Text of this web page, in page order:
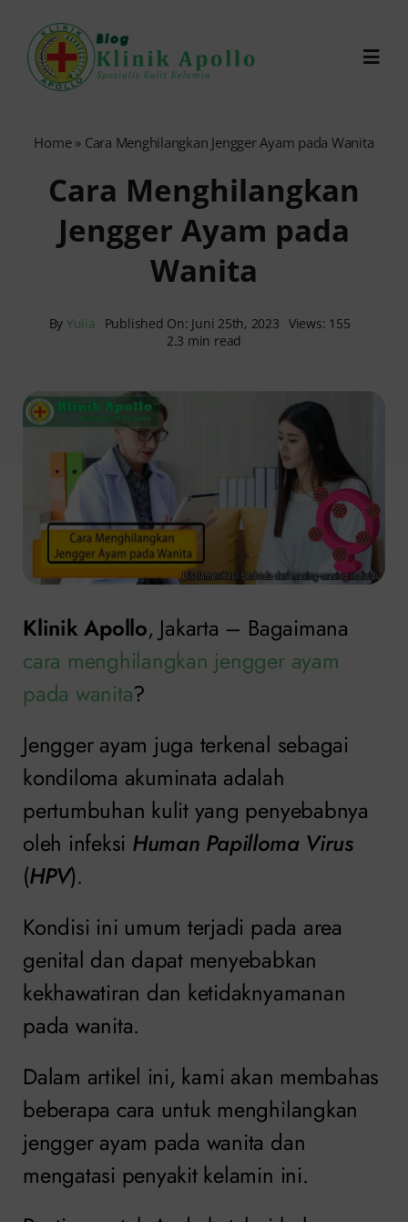
content
0821-1099-9870
Reservasi Online
Home» Cara Menghilangkan Jengger Ayam pada Wanita
Cara Menghilangkan
Jengger Ayam pada
Wanita
By Yulia Published On: Juni 25th, 2023 Views: 155
2.3 min read
Klinik Apollo, Jakarta – Bagaimana
cara menghilangkan jengger ayam
pada wanita?
Jengger ayam juga terkenal sebagai
kondiloma akuminata adalah
pertumbuhan kulit yang penyebabnya
oleh infeksi Human Papilloma Virus
(HPV).
Kondisi ini umum terjadi pada area
genital dan dapat menyebabkan
kekhawatiran dan ketidaknyamanan
pada wanita.
Dalam artikel ini, kami akan membahas
beberapa cara untuk menghilangkan
jengger ayam pada wanita dan
mengatasi penyakit kelamin ini.